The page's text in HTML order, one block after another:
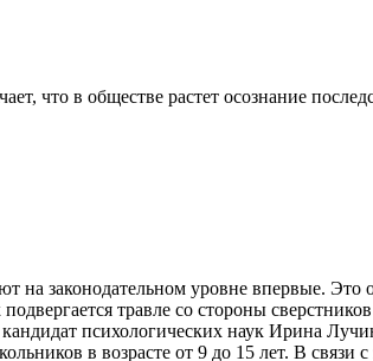
что в обществе растет осознание
уровне впервые. Это
травле со стороны
психологических наук Ирина
в возрасте от 9 до 15 лет. В связи с